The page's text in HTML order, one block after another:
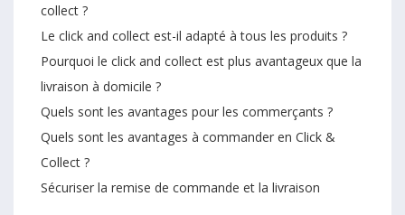
collect ?
Le click and collect est-il adapté à tous les produits ?
Pourquoi le click and collect est plus avantageux que la
livraison à domicile ?
Quels sont les avantages pour les commerçants ?
Quels sont les avantages à commander en Click &
Collect ?
Sécuriser la remise de commande et la livraison